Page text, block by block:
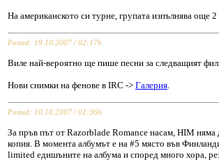
На американското си турне, групата изпълнява
Posted: 19.10.2007 / 02:17h
Виле най-вероятно ще пише песни за следващият
Нови снимки на фенове в IRC -> Галерия.
Posted: 10.10.2007 / 01:36h
За пръв път от Razorblade Romance насам, HIM няма
копия. В момента албумът е на #5 място във
limited едишъните на албума и според много хора,